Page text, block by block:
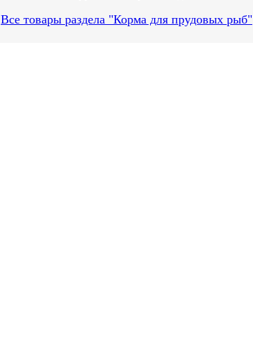
Все товары раздела "Корма для прудовых рыб"